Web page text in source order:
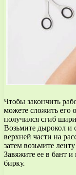
Чтобы закончить
можете сложить его
получился сгиб
Возьмите дырокол и
верхней части на
затем возьмите
Завяжите ее в бант
бирку.